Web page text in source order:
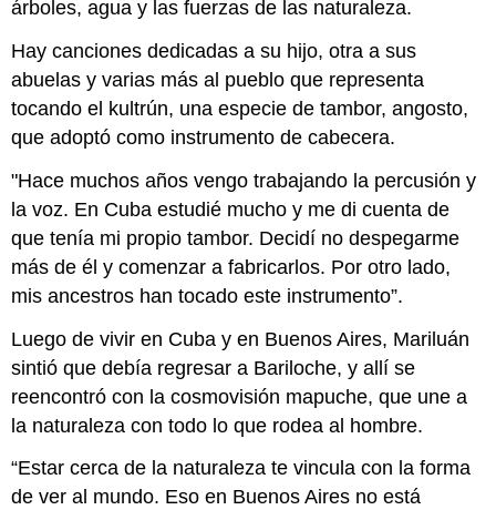
árboles, agua y las fuerzas de las naturaleza.
Hay canciones dedicadas a su hijo, otra a sus
abuelas y varias más al pueblo que representa
tocando el kultrún, una especie de tambor, angosto,
que adoptó como instrumento de cabecera.
"Hace muchos años vengo trabajando la percusión y
la voz. En Cuba estudié mucho y me di cuenta de
que tenía mi propio tambor. Decidí no despegarme
más de él y comenzar a fabricarlos. Por otro lado,
mis ancestros han tocado este instrumento”.
Luego de vivir en Cuba y en Buenos Aires, Mariluán
sintió que debía regresar a Bariloche, y allí se
reencontró con la cosmovisión mapuche, que une a
la naturaleza con todo lo que rodea al hombre.
“Estar cerca de la naturaleza te vincula con la forma
de ver al mundo. Eso en Buenos Aires no está